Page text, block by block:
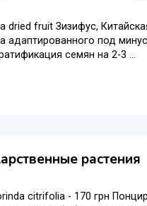
fruit Зизифус,
адаптированного под
семян на 2-3 ...
растения
citrifolia - 170 грн